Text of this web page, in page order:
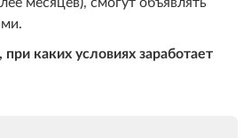
каких условиях заработает